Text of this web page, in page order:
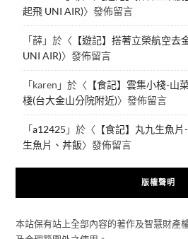
起飛 UNI AIR)〉發佈留言
「薛」於〈 【遊記】搭著立榮航空去
UNI AIR)〉發佈留言
「karen 」於〈 【食記】雲集小棧-山
棧(台大金山分院附近)〉發佈留言
「a12425 」於〈 【食記】丸九生魚
生魚片、丼飯〉發佈留言
版權聲明
本站保有站上全部內容的著作及智慧財產